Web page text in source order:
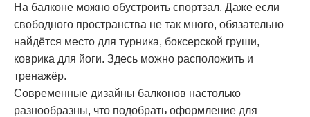
На балконе можно обустроить спортзал. Даже если
свободного пространства не так много, обязательно
найдётся место для турника, боксерской груши,
коврика для йоги. Здесь можно расположить и
тренажёр.
Современные дизайны балконов настолько
разнообразны, что подобрать оформление для